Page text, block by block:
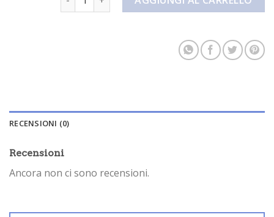
RECENSIONI (0)
Recensioni
Ancora non ci sono recensioni.